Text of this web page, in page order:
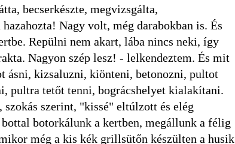
becserkészte, megvizsgálta,
Nagy volt, még darabokban is. És
Repülni nem akart, lába nincs neki, így
Nagyon szép lesz! - lelkendeztem. És mit
ásni, kizsaluzni, kiönteni, betonozni, pultot
pultra tetőt tenni, bográcshelyet kialakítani.
szerint, "kissé" eltúlzott és elég
botorkálunk a kertben, megállunk a félig
még a kis kék grillsütőn készülten a husik